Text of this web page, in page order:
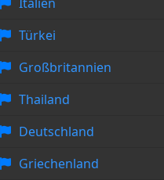
Türkei
Großbritannien
Thailand
Deutschland
Griechenland